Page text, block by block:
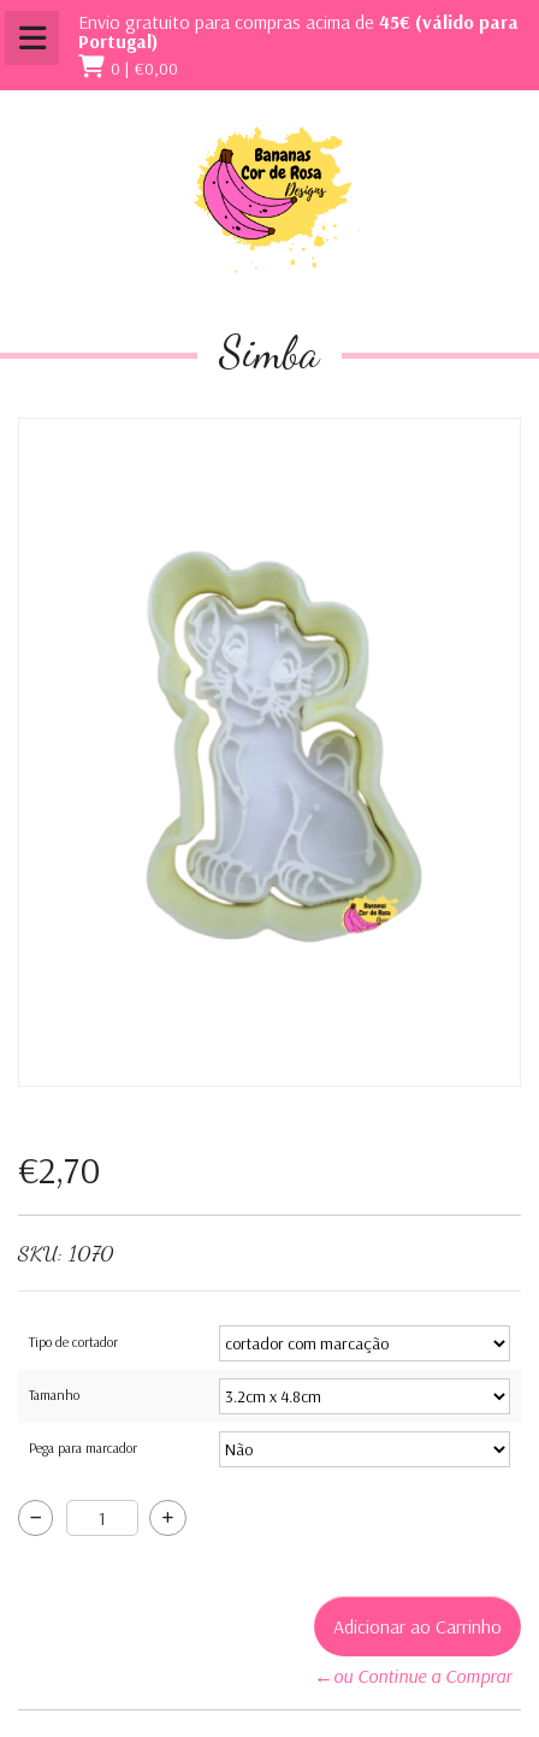
Envio gratuito para compras acima de 45€ (válido para
Portugal)
0 | €0,00
Simba
€2,70
SKU: 1070
Tipo de cortador
Tamanho
Pega para marcador
←ou Continue a Comprar